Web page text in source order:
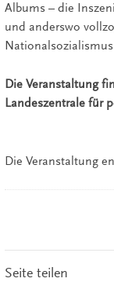
Albums – die
und anderswo
Die Veranstaltung
Landeszentrale für
Die Veranstaltung
Seite teilen